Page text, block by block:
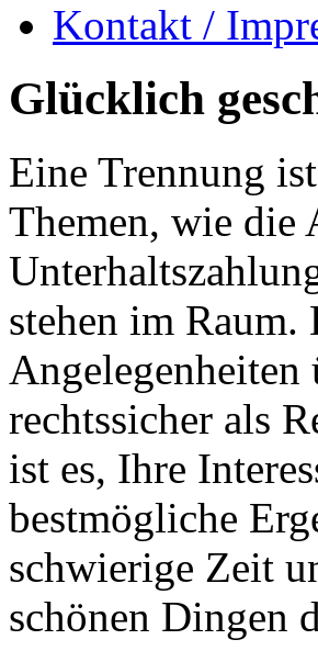
Kontakt /
Glücklich
Eine Trennung
Themen, wie die
stehen im
Angelegenheiten
rechtssicher als
ist es, Ihre
bestmögliche
schwierige Zeit
schönen Dingen